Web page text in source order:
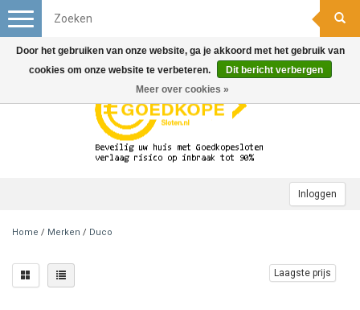
Inloggen
Toggle
navigation
Home / Merken / Duco
Laagste prijs
Door het gebruiken van onze website, ga je akkoord met het gebruik van
cookies om onze website te verbeteren.
Dit bericht verbergen
Meer over cookies »